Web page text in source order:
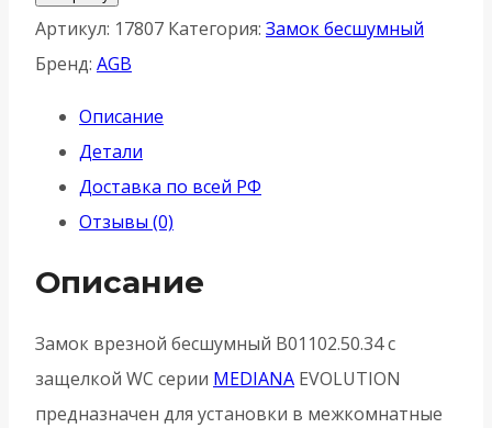
Защелка
врезная
(АГБ)
WC
B01102.50.34
MEDIANA
EVOLUTION
Матовый
хром
Артикул: 17807 Категория: Замок бесшумный
Бренд: AGB
Описание
Детали
Доставка по всей РФ
Отзывы (0)
Описание
Замок врезной бесшумный B01102.50.34 с
защелкой WC серии MEDIANA EVOLUTION
предназначен для установки в межкомнатные